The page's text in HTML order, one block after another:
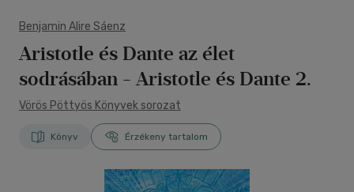
Benjamin Alire Sáenz
Aristotle és Dante az élet
sodrásában - Aristotle és Dante 2.
Vörös Pöttyös Könyvek sorozat
Könyv Érzékeny tartalom